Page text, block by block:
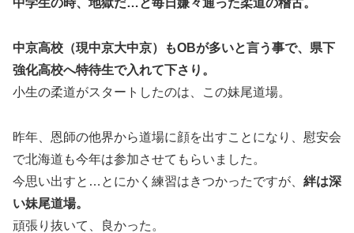
中学生の時、地獄だ…と毎日嫌々通った柔道の稽古。
中京高校（現中京大中京）もOBが多いと言う事で、県下
強化高校へ特待生で入れて下さり。
小生の柔道がスタートしたのは、この妹尾道場。
昨年、恩師の他界から道場に顔を出すことになり、慰安会
で北海道も今年は参加させてもらいました。
今思い出すと…とにかく練習はきつかったですが、 絆は深
い妹尾道場。
頑張り抜いて、良かった。